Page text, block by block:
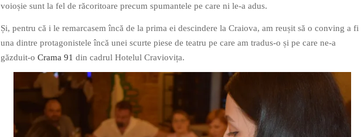
voioșie sunt la fel de răcoritoare precum spumantele pe care ni le-a adus.
Și, pentru că i le remarcasem încă de la prima ei descindere la Craiova, am reușit să o conving a fi
una dintre protagonistele încă unei scurte piese de teatru pe care am tradus-o și pe care ne-a
găzduit-o Crama 91 din cadrul Hotelul Craviovița.